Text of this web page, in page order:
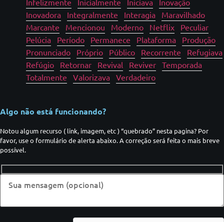
Inovadora
Integralmente Interagia
Maravilhado
Marcante
Mencionou Moderno Netflix
Peculiar
Pelúcia
Período Permanece Plataforma
Produção
Pronunciado
Próprio Público Recorrente
Refugiava
Refúgio
Retornar Revival Reviver Temporada
Totalmente
Valorizava Verdadeiro
Algo não está funcionando?
Notou algum recurso ( link, imagem, etc ) “quebrado” nesta pagina? Por
favor, use o formulário de alerta abaixo. A correção será feita o mais breve
possível.